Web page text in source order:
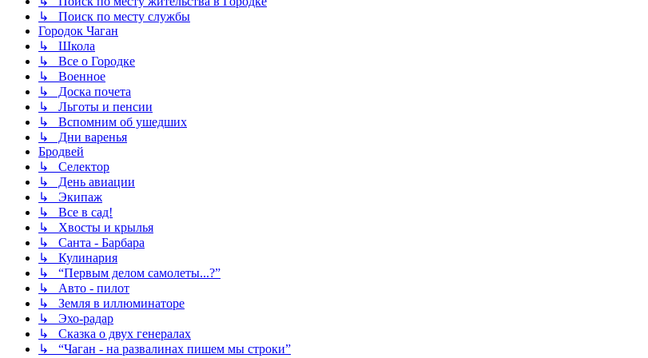
↳ Поиск по месту службы
Городок Чаган
↳ Школа
↳ Все о Городке
↳ Военное
↳ Доска почета
↳ Льготы и пенсии
↳ Вспомним об ушедших
↳ Дни варенья
Бродвей
↳ Селектор
↳ День авиации
↳ Экипаж
↳ Все в сад!
↳ Хвосты и крылья
↳ Санта - Барбара
↳ Кулинария
↳ “Первым делом самолеты...?”
↳ Авто - пилот
↳ Земля в иллюминаторе
↳ Эхо-радар
↳ Сказка о двух генералах
↳ “Чаган - на развалинах пишем мы строки”